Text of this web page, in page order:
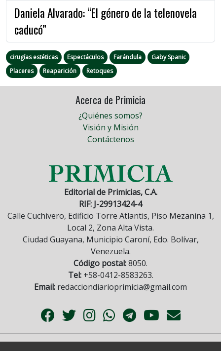
Daniela Alvarado: “El género de la telenovela
caducó”
cirugías estéticas Espectáculos Farándula
Gaby Spanic
Placeres
Reaparición Retoques
Acerca de Primicia
¿Quiénes somos?
Visión y Misión
Contáctenos
Editorial de Primicias, C.A.
RIF: J-29913424-4
Calle Cuchivero, Edificio Torre Atlantis, Piso Mezanina 1,
Local 2, Zona Alta Vista.
Ciudad Guayana, Municipio Caroní, Edo. Bolívar,
Venezuela.
Código postal:8050.
Tel:+58-0412-8583263.
Email: redacciondiarioprimicia@gmail.com